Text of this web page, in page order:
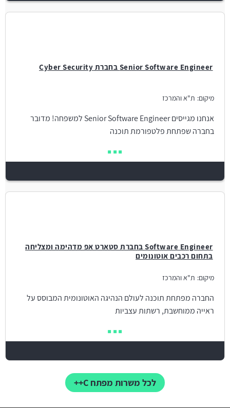
Senior Software Engineer בחברת Cyber Security
מיקום: ת"א והמרכז
אנחנו מגייסים Senior Software Engineer למשפחה! מדובר
בחברה שפתחת פלטפורמת תוכנה
Software Engineer בחברת סטארט אפ מדהימה ומצליחה
בתחום רכבים אוטונומים
מיקום: ת"א והמרכז
החברה מפתחת תוכנה לעולם הנהיגה האוטונומית המבוסס על
ראייה ממוחשבת, רשתות עצביות
לכל משרות מפתח C++